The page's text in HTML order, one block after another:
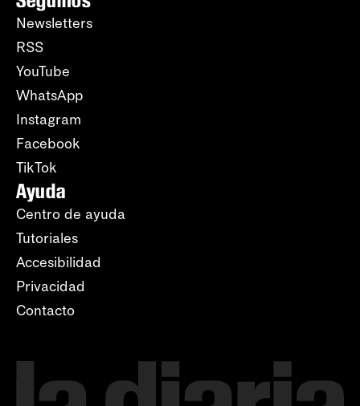
Newsletters
RSS
YouTube
WhatsApp
Instagram
Facebook
TikTok
Ayuda
Centro de ayuda
Tutoriales
Accesibilidad
Privacidad
Contacto